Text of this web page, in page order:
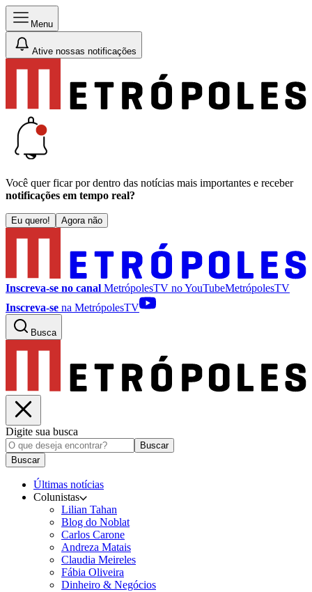
Menu
Ative nossas notificações
Você quer ficar por dentro das notícias mais importantes e receber
notificações em tempo real?
Eu quero! Agora não
Inscreva-se no canal MetrópolesTV noYouTubeMetrópolesTV
Inscreva-se na MetrópolesTV
Busca
Digite sua busca
Buscar
Buscar
Últimas notícias
Colunistas
Lilian Tahan
Blog do Noblat
Carlos Carone
Andreza Matais
Claudia Meireles
Fábia Oliveira
Dinheiro & Negócios